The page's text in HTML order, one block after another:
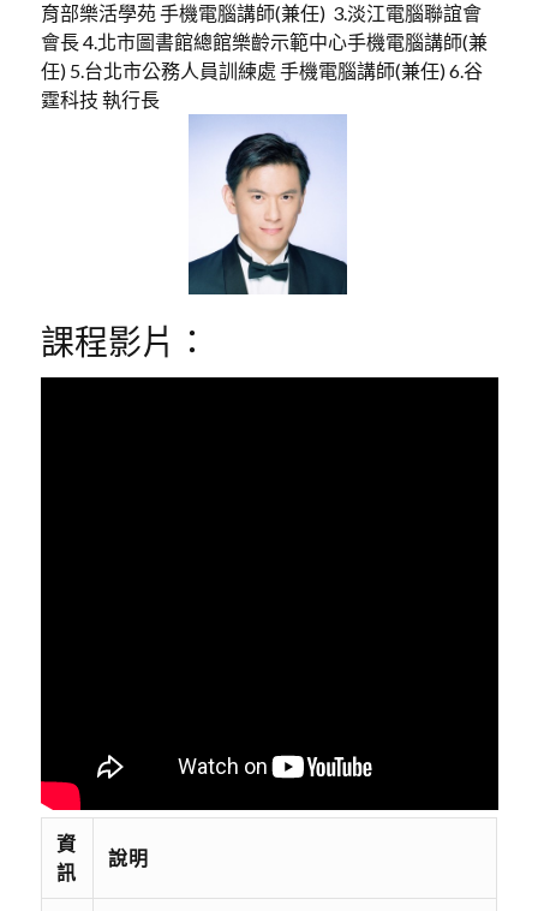
育部樂活學苑 手機電腦講師(兼任) 3.淡江電腦聯誼會
會長 4.北市圖書館總館樂齡示範中心手機電腦講師(兼
任) 5.台北市公務人員訓練處 手機電腦講師(兼任) 6.谷
霆科技 執行長
課程影片：
資
訊
說明